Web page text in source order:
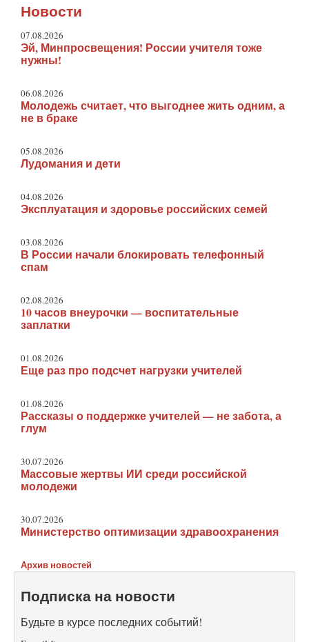
Новости
07.08.2026
Эй, Минпросвещения! России учителя тоже
нужны!
06.08.2026
Молодежь считает, что выгоднее жить одним, а
не в браке
05.08.2026
Лудомания и дети
04.08.2026
Эксплуатация и здоровье российских семей
03.08.2026
В России начали блокировать телефонный
спам
02.08.2026
10 часов внеурочки — воспитательные
заплатки
01.08.2026
Еще раз про подсчет нагрузки учителей
01.08.2026
Рассказы о поддержке учителей — не забота, а
глум
30.07.2026
Массовые жертвы ИИ среди российской
молодежи
30.07.2026
Министерство оптимизации здравоохранения
Архив новостей
Подписка на новости
Будьте в курсе последних событий!